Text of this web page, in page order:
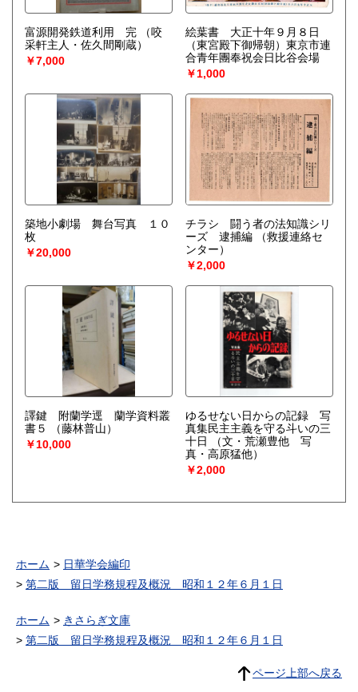
富源開発鉄道利用 完
（咬
采軒主人・佐久間剛蔵）
￥7,000
絵葉書 大正十年９月８日
（東宮殿下御帰朝）東京市連
合青年團奉祝会日比谷会場
￥1,000
築地小劇場 舞台写真 １０
枚
￥20,000
チラシ 闘う者の法知識シリ
ーズ 逮捕編
（救援連絡セ
ンター）
￥2,000
譯鍵 附蘭学逕 蘭学資料叢
書５
（藤林普山）
￥10,000
ゆるせない日からの記録 写
真集民主主義を守る斗いの三
十日
（文・荒瀬豊他 写
真・高原猛他）
￥2,000
ホーム
日華学会編印
第二版 留日学務規程及概況 昭和１２年６月１日
ホーム
きさらぎ文庫
第二版 留日学務規程及概況 昭和１２年６月１日
ページ上部へ戻る